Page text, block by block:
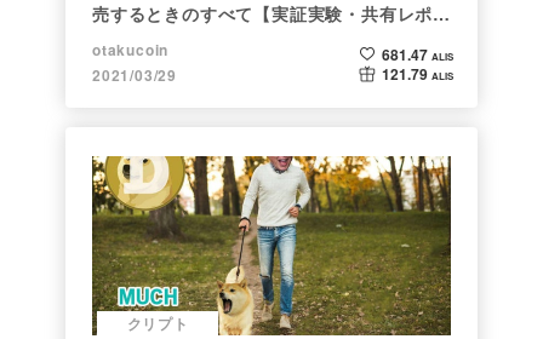
売するときのすべて【実証実験・共有レポー
ト】
otakucoin
2021/03/29
681.47 ALIS
121.79 ALIS
クリプト